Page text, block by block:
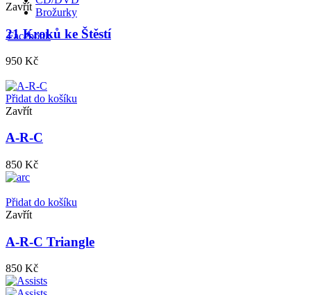
Brožurky
Facebook
Zavřít
21 Kroků ke Štěstí
950 Kč
Přidat do košíku
Zavřít
A-R-C
850 Kč
Přidat do košíku
Zavřít
A-R-C Triangle
850 Kč